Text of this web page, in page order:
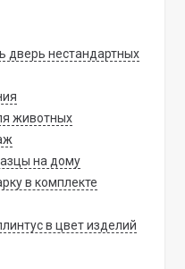
дверь нестандартных
животных
на дому
в комплекте
в цвет изделий